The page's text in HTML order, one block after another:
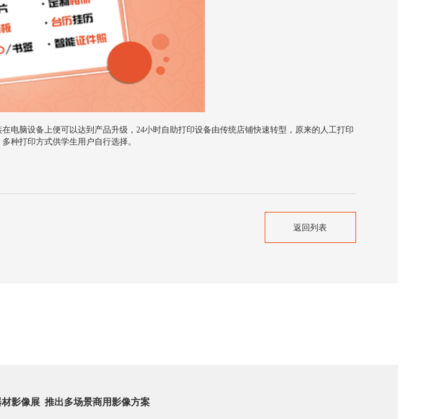
电脑设备上便可以达到产品升级，24小时自助打印设备由传统店铺快速转型，原来的人工打印
种打印方式供学生用户自行选择。
返回列表
影像展 推出多场景商用影像方案